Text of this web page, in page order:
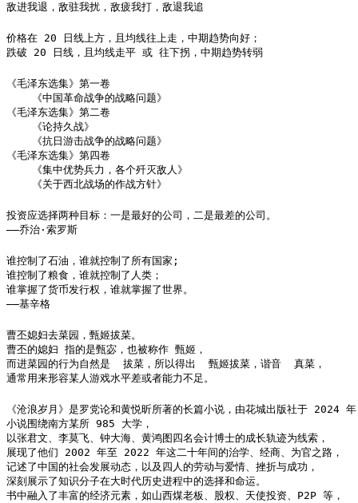
敌进我退，敌驻我扰，敌疲我打，敌退我追
价格在 20 日线上方，且均线往上走，中期趋势向好；
跌破 20 日线，且均线走平 或 往下拐，中期趋势转弱
《毛泽东选集》第一卷
    《中国革命战争的战略问题》
《毛泽东选集》第二卷
    《论持久战》
    《抗日游击战争的战略问题》
《毛泽东选集》第四卷
    《集中优势兵力，各个歼灭敌人》
    《关于西北战场的作战方针》
投资应选择两种目标：一是最好的公司，二是最差的公司。
——乔治·索罗斯
谁控制了石油，谁就控制了所有国家;
谁控制了粮食，谁就控制了人类；
谁掌握了货币发行权，谁就掌握了世界。
——基辛格
曹丕媳妇去菜园，甄姬拔菜。
曹丕的媳妇 指的是甄宓，也被称作 甄姬，
而进菜园的行为自然是  拔菜，所以得出  甄姬拔菜，谐音  真菜，
通常用来形容某人游戏水平差或者能力不足。
《沧浪岁月》是罗党论和黄悦昕所著的长篇小说，由花城出版社于 2024
小说围绕南方某所 985 大学，
以张君文、李莫飞、钟大海、黄鸿图四名会计博士的成长轨迹为线索，
展现了他们 2002 年至 2022 年这二十年间的治学、经商、为官之路，
记述了中国的社会发展动态，以及四人的劳动与爱情、挫折与成功，
深刻展示了知识分子在大时代历史进程中的选择和命运。
书中融入了丰富的经济元素，如山西煤老板、股权、天使投资、P2P 等，